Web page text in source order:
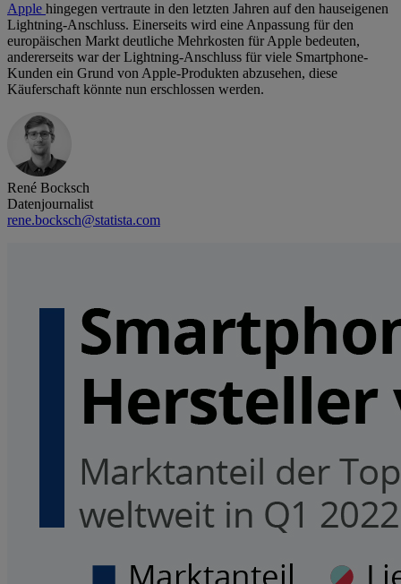
Apple hingegen vertraute in den letzten Jahren auf den hauseigenen
Lightning-Anschluss. Einerseits wird eine Anpassung für den
europäischen Markt deutliche Mehrkosten für Apple bedeuten,
andererseits war der Lightning-Anschluss für viele Smartphone-
Kunden ein Grund von Apple-Produkten abzusehen, diese
Käuferschaft könnte nun erschlossen werden.
René Bocksch
Datenjournalist
rene.bocksch@statista.com